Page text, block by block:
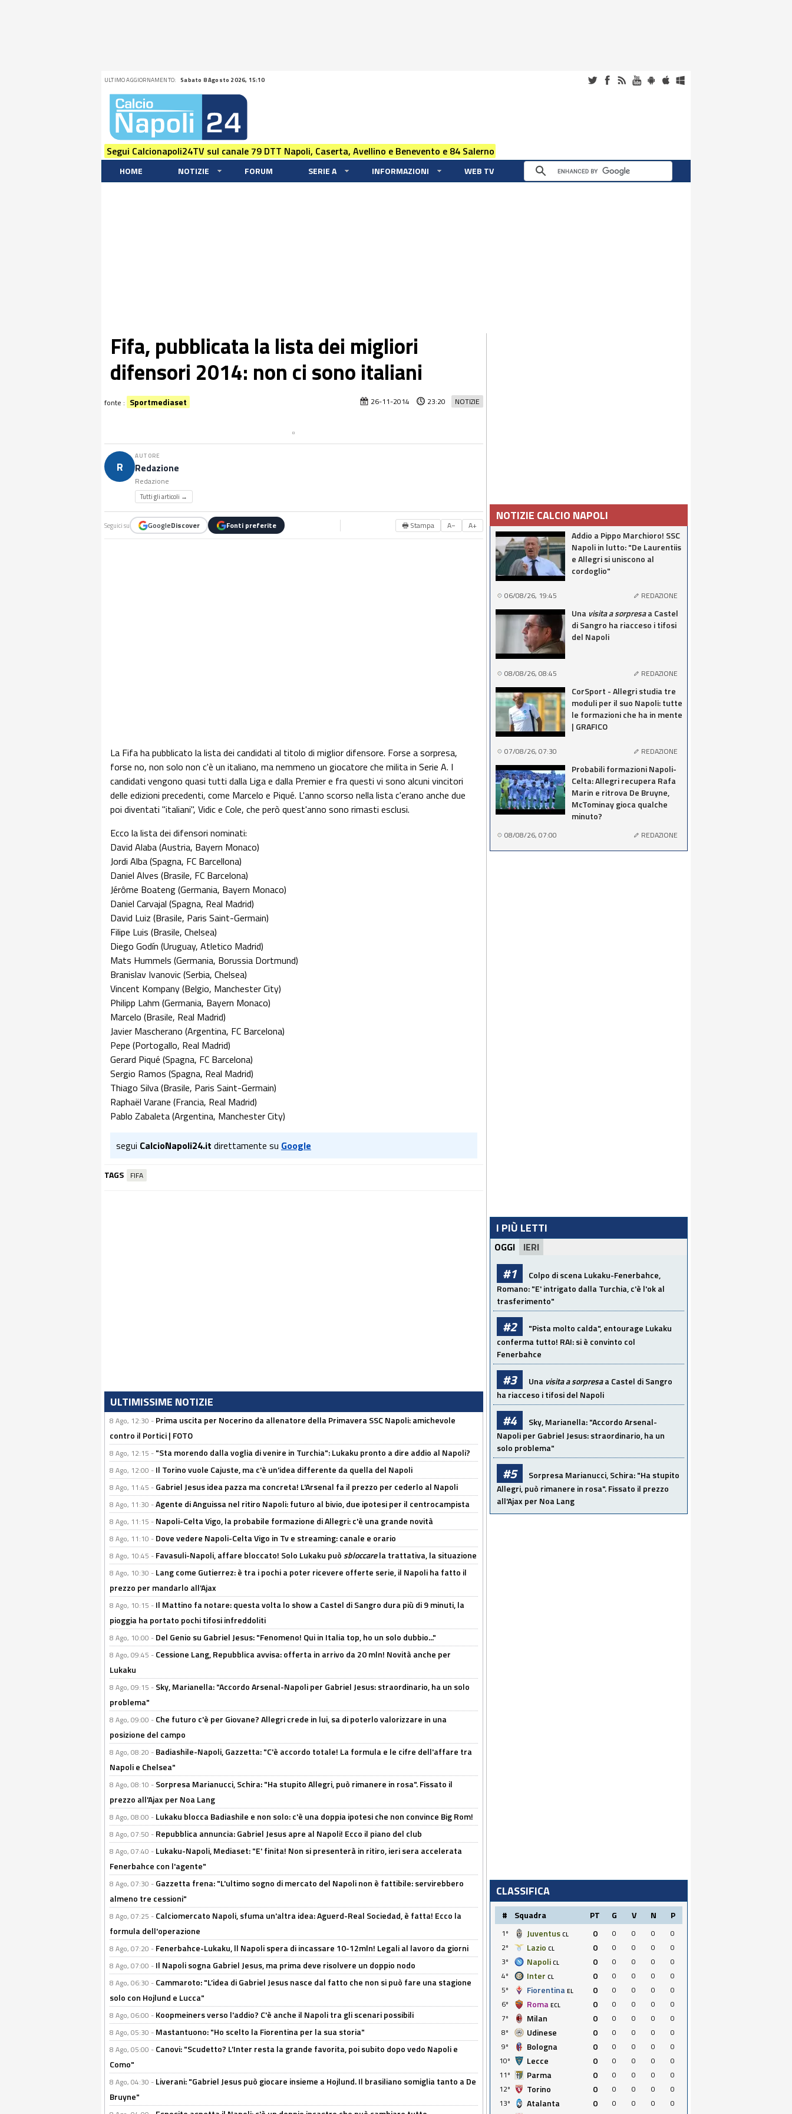
ULTIMO AGGIORNAMENTO: Sabato 8 Agosto 2026, 15:10
Segui Calcionapoli24TV sul canale 79 DTT Napoli, Caserta, Avellino e Benevento e 84 Salerno
HOME NOTIZIE FORUM SERIE A INFORMAZIONI WEB TV
Fifa, pubblicata la lista dei migliori
difensori 2014: non ci sono italiani
NOTIZIE
26-11-2014 23:20
fonte : Sportmediaset
R
AUTORE
Redazione
Redazione
Tutti gli articoli →
Seguici su GoogleDiscover Fonti preferite 🖶 Stampa A− A+
La Fifa ha pubblicato la lista dei candidati al titolo di miglior difensore. Forse a sorpresa,
forse no, non solo non c'è un italiano, ma nemmeno un giocatore che milita in Serie A. I
candidati vengono quasi tutti dalla Liga e dalla Premier e fra questi vi sono alcuni vincitori
delle edizioni precedenti, come Marcelo e Piqué. L'anno scorso nella lista c'erano anche due
poi diventati "italiani", Vidic e Cole, che però quest'anno sono rimasti esclusi.
Ecco la lista dei difensori nominati:
David Alaba (Austria, Bayern Monaco)
Jordi Alba (Spagna, FC Barcellona)
Daniel Alves (Brasile, FC Barcelona)
Jérôme Boateng (Germania, Bayern Monaco)
Daniel Carvajal (Spagna, Real Madrid)
David Luiz (Brasile, Paris Saint-Germain)
Filipe Luis (Brasile, Chelsea)
Diego Godín (Uruguay, Atletico Madrid)
Mats Hummels (Germania, Borussia Dortmund)
Branislav Ivanovic (Serbia, Chelsea)
Vincent Kompany (Belgio, Manchester City)
Philipp Lahm (Germania, Bayern Monaco)
Marcelo (Brasile, Real Madrid)
Javier Mascherano (Argentina, FC Barcelona)
Pepe (Portogallo, Real Madrid)
Gerard Piqué (Spagna, FC Barcelona)
Sergio Ramos (Spagna, Real Madrid)
Thiago Silva (Brasile, Paris Saint-Germain)
Raphaël Varane (Francia, Real Madrid)
Pablo Zabaleta (Argentina, Manchester City)
segui CalcioNapoli24.it direttamente su Google
TAGS FIFA
ULTIMISSIME NOTIZIE
8 Ago, 12:30 - Prima uscita per Nocerino da allenatore della Primavera SSC Napoli: amichevole
contro il Portici | FOTO
8 Ago, 12:15 - "Sta morendo dalla voglia di venire in Turchia": Lukaku pronto a dire addio al Napoli?
8 Ago, 12:00 - Il Torino vuole Cajuste, ma c'è un'idea differente da quella del Napoli
8 Ago, 11:45 - Gabriel Jesus idea pazza ma concreta! L'Arsenal fa il prezzo per cederlo al Napoli
8 Ago, 11:30 -Agente di Anguissa nel ritiro Napoli: futuro al bivio, due ipotesi per il centrocampista
8 Ago, 11:15 - Napoli-Celta Vigo, la probabile formazione di Allegri: c'è una grande novità
8 Ago, 11:10 - Dove vedere Napoli-Celta Vigo in Tv e streaming: canale e orario
8 Ago, 10:45 - Favasuli-Napoli, affare bloccato! Solo Lukaku puòsbloccarela trattativa, la situazione
8 Ago, 10:30 - Lang come Gutierrez: è tra i pochi a poter ricevere offerte serie, il Napoli ha fatto il
prezzo per mandarlo all'Ajax
8 Ago, 10:15 - Il Mattino fa notare: questa volta lo show a Castel di Sangro dura più di 9 minuti, la
pioggia ha portato pochi tifosi infreddoliti
8 Ago, 10:00 - Del Genio su Gabriel Jesus: "Fenomeno! Qui in Italia top, ho un solo dubbio..."
8 Ago, 09:45 - Cessione Lang, Repubblica avvisa: offerta in arrivo da 20 mln! Novità anche per
Lukaku
8 Ago, 09:15 - Sky, Marianella: "Accordo Arsenal-Napoli per Gabriel Jesus: straordinario, ha un solo
problema"
8 Ago, 09:00 - Che futuro c'è per Giovane? Allegri crede in lui, sa di poterlo valorizzare in una
posizione del campo
8 Ago, 08:20 - Badiashile-Napoli, Gazzetta: "C'è accordo totale! La formula e le cifre dell'affare tra
Napoli e Chelsea"
8 Ago, 08:10 - Sorpresa Marianucci, Schira: "Ha stupito Allegri, può rimanere in rosa". Fissato il
prezzo all'Ajax per Noa Lang
8 Ago, 08:00 - Lukaku blocca Badiashile e non solo: c'è una doppia ipotesi che non convince Big Rom!
8 Ago, 07:50 - Repubblica annuncia: Gabriel Jesus apre al Napoli! Ecco il piano del club
8 Ago, 07:40 - Lukaku-Napoli, Mediaset: "E' finita! Non si presenterà in ritiro, ieri sera accelerata
Fenerbahce con l'agente"
8 Ago, 07:30 - Gazzetta frena: "L'ultimo sogno di mercato del Napoli non è fattibile: servirebbero
almeno tre cessioni"
8 Ago, 07:25 - Calciomercato Napoli, sfuma un'altra idea: Aguerd-Real Sociedad, è fatta! Ecco la
formula dell'operazione
8 Ago, 07:20 - Fenerbahce-Lukaku, ll Napoli spera di incassare 10-12mln! Legali al lavoro da giorni
8 Ago, 07:00 - Il Napoli sogna Gabriel Jesus, ma prima deve risolvere un doppio nodo
8 Ago, 06:30 - Cammaroto: "L’idea di Gabriel Jesus nasce dal fatto che non si può fare una stagione
solo con Hojlund e Lucca"
8 Ago, 06:00 - Koopmeiners verso l'addio? C'è anche il Napoli tra gli scenari possibili
8 Ago, 05:30 - Mastantuono: "Ho scelto la Fiorentina per la sua storia"
8 Ago, 05:00 - Canovi: "Scudetto? L'Inter resta la grande favorita, poi subito dopo vedo Napoli e
Como"
8 Ago, 04:30 - Liverani: "Gabriel Jesus può giocare insieme a Hojlund. Il brasiliano somiglia tanto a De
Bruyne"
NOTIZIE CALCIO NAPOLI
Addio a Pippo Marchioro! SSC
Napoli in lutto: "De Laurentiis
e Allegri si uniscono al
cordoglio"
06/08/26, 19:45 REDAZIONE
Una visita a sorpresaa Castel
di Sangro ha riacceso i tifosi
del Napoli
08/08/26, 08:45 REDAZIONE
CorSport - Allegri studia tre
moduli per il suo Napoli: tutte
le formazioni che ha in mente
| GRAFICO
07/08/26, 07:30 REDAZIONE
Probabili formazioni Napoli-
Celta: Allegri recupera Rafa
Marin e ritrova De Bruyne,
McTominay gioca qualche
minuto?
08/08/26, 07:00 REDAZIONE
I PIÙ LETTI
OGGI IERI
#1
Colpo di scena Lukaku-Fenerbahce,
Romano: "E' intrigato dalla Turchia, c'è l'ok al
trasferimento"
#2
"Pista molto calda", entourage Lukaku
conferma tutto! RAI: si è convinto col
Fenerbahce
#3 Una visita a sorpresaa Castel di Sangro
ha riacceso i tifosi del Napoli
#4
Sky, Marianella: "Accordo Arsenal-
Napoli per Gabriel Jesus: straordinario, ha un
solo problema"
#5
Sorpresa Marianucci, Schira: "Ha stupito
Allegri, può rimanere in rosa". Fissato il prezzo
all'Ajax per Noa Lang
CLASSIFICA
# Squadra PT G V N P
1º Juventus CL 0 0 0 0
0
2º
Lazio CL 0 0 0 0
0
3º
Napoli CL 0 0 0 0
0
4º
Inter CL 0 0 0 0
0
5º
Fiorentina EL 0 0 0 0
0
6º
Roma ECL 0 0 0 0
0
7º
Milan 0 0 0 0
0
8º
Udinese 0 0 0 0
0
9º
Bologna 0 0 0 0
0
10º
Lecce 0 0 0 0
0
11º
Parma 0 0 0 0
0
12º
Torino 0 0 0 0
0
13º
Atalanta 0 0 0 0
0